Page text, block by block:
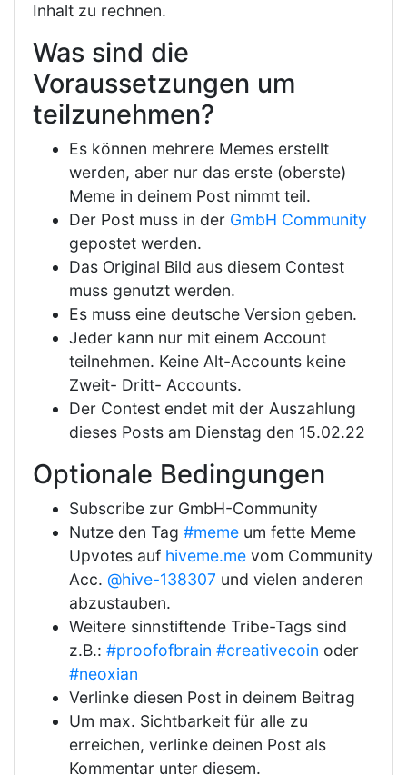
Inhalt zu rechnen.
Was sind die
Voraussetzungen um
teilzunehmen?
Es können mehrere Memes erstellt
werden, aber nur das erste (oberste)
Meme in deinem Post nimmt teil.
Der Post muss in der GmbH Community
gepostet werden.
Das Original Bild aus diesem Contest
muss genutzt werden.
Es muss eine deutsche Version geben.
Jeder kann nur mit einem Account
teilnehmen. Keine Alt-Accounts keine
Zweit- Dritt- Accounts.
Der Contest endet mit der Auszahlung
dieses Posts am Dienstag den 15.02.22
Optionale Bedingungen
Subscribe zur GmbH-Community
Nutze den Tag #meme um fette Meme
Upvotes auf hiveme.me vom Community
Acc. @hive-138307 und vielen anderen
abzustauben.
Weitere sinnstiftende Tribe-Tags sind
z.B.: #proofofbrain #creativecoin oder
#neoxian
Verlinke diesen Post in deinem Beitrag
Um max. Sichtbarkeit für alle zu
erreichen, verlinke deinen Post als
Kommentar unter diesem.